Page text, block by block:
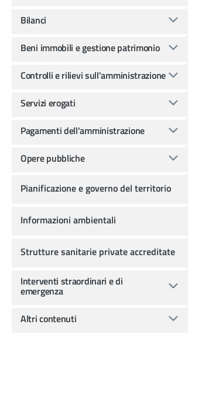
Bilanci
Beni immobili e gestione patrimonio
Controlli e rilievi sull'amministrazione
Servizi erogati
Pagamenti dell'amministrazione
Opere pubbliche
Pianificazione e governo del territorio
Informazioni ambientali
Strutture sanitarie private accreditate
Interventi straordinari e di
emergenza
Altri contenuti